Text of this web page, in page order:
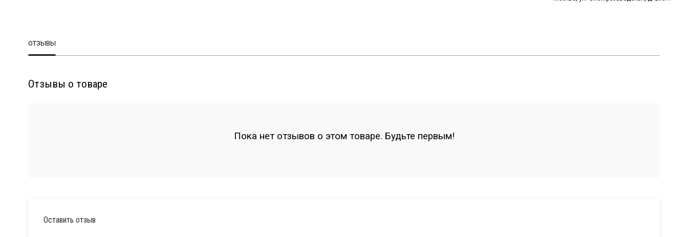
ОТЗЫВЫ
Отзывы о товаре
Пока нет отзывов о этом товаре. Будьте первым!
Оставить отзыв